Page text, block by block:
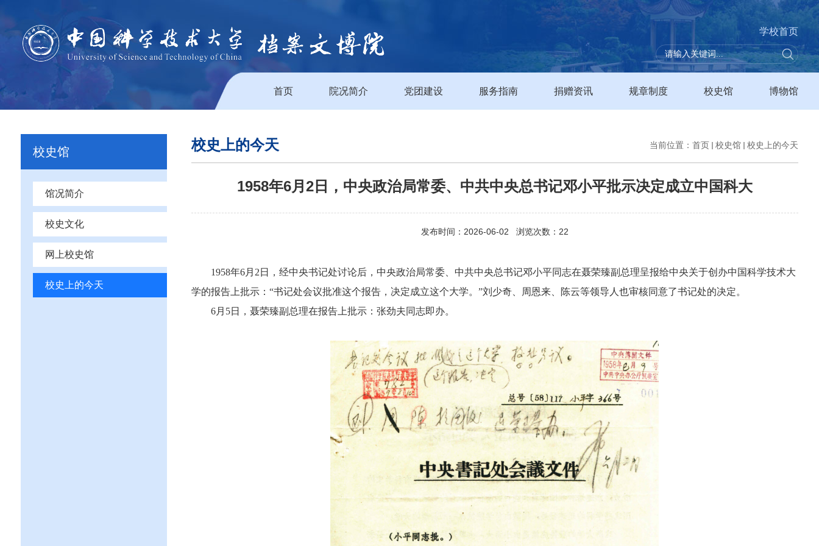
学校首页
首页 院况简介 党团建设 服务指南 捐赠资讯 规章制度 校史馆 博物馆
校史馆
馆况简介
校史文化
网上校史馆
校史上的今天
校史上的今天 当前位置：首页 校史馆 校史上的今天
1958年6月2日，中央政治局常委、中共中央总书记邓小平批示决定成立中国科大
发布时间：2026-06-02 浏览次数： 22
1958年6月2日，经中央书记处讨论后，中央政治局常委、中共中央总书记邓小平同志在聂荣臻副总理呈报给中央关于创办中国科学技术大
学的报告上批示：“书记处会议批准这个报告，决定成立这个大学。”刘少奇、周恩来、陈云等领导人也审核同意了书记处的决定。
6月5日，聂荣臻副总理在报告上批示：张劲夫同志即办。